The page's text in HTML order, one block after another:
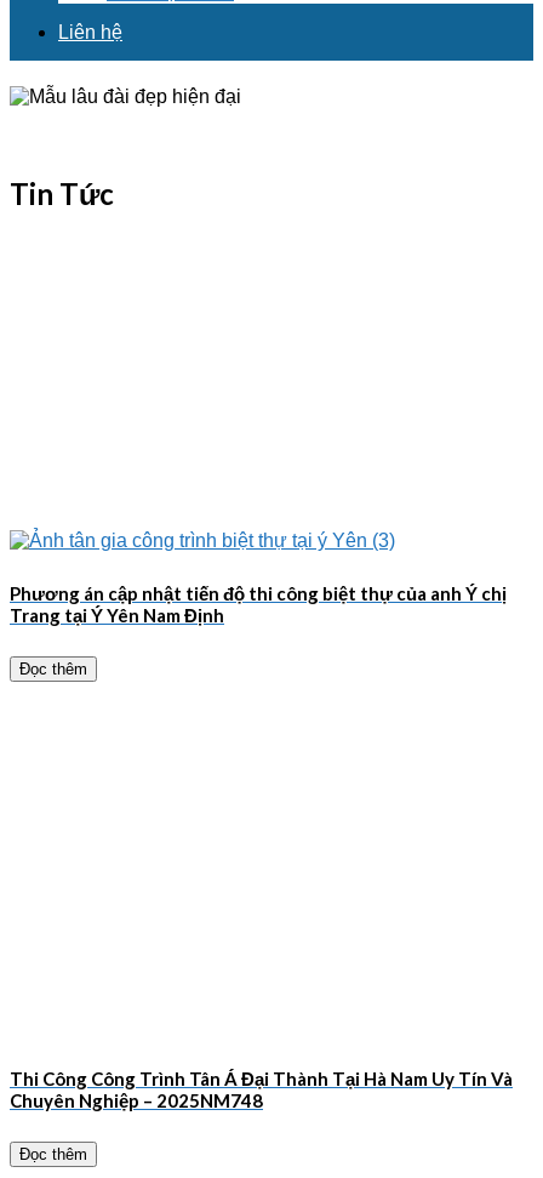
Liên hệ
Tin Tức
Phương án cập nhật tiến độ thi công biệt thự của anh Ý chị
Trang tại Ý Yên Nam Định
Đọc thêm
Thi Công Công Trình Tân Á Đại Thành Tại Hà Nam Uy Tín Và
Chuyên Nghiệp – 2025NM748
Đọc thêm